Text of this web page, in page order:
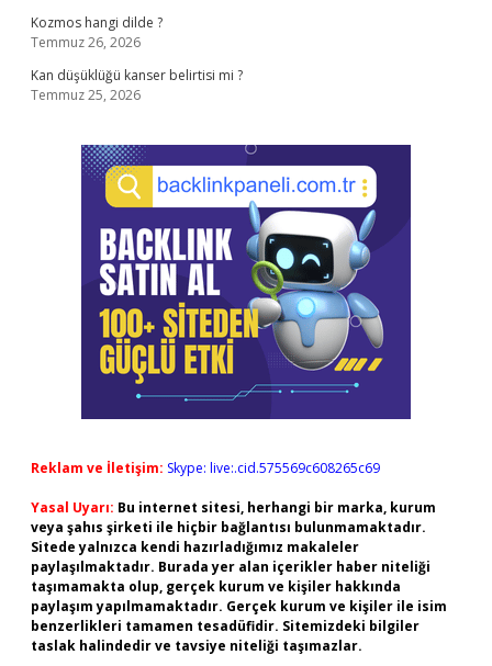
Kozmos hangi dilde ?
Temmuz 26, 2026
Kan düşüklüğü kanser belirtisi mi ?
Temmuz 25, 2026
Reklam ve İletişim: Skype: live:.cid.575569c608265c69
Yasal Uyarı: Bu internet sitesi, herhangi bir marka, kurum
veya şahıs şirketi ile hiçbir bağlantısı bulunmamaktadır.
Sitede yalnızca kendi hazırladığımız makaleler
paylaşılmaktadır. Burada yer alan içerikler haber niteliği
taşımamakta olup, gerçek kurum ve kişiler hakkında
paylaşım yapılmamaktadır. Gerçek kurum ve kişiler ile isim
benzerlikleri tamamen tesadüfidir. Sitemizdeki bilgiler
taslak halindedir ve tavsiye niteliği taşımazlar.